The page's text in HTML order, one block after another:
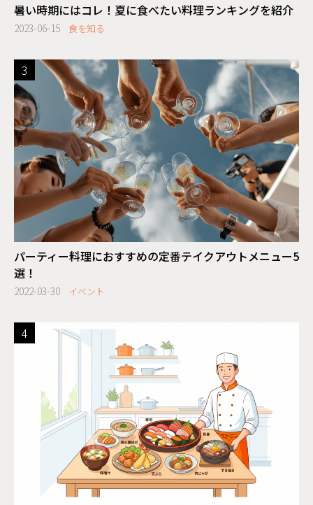
暑い時期にはコレ！夏に食べたい料理ランキングを紹介
2023-06-15 食を知る
パーティー料理におすすめの定番テイクアウトメニュー5
選！
2022-03-30 イベント